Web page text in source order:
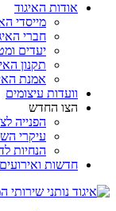
אודות האיגוד
מייסדי
חברי
יעדים
תקנון
אמנת
וועדות עיצומים
הצו החדש
הפנייה
עיקרי
הנחיות
חדשות ואירועים